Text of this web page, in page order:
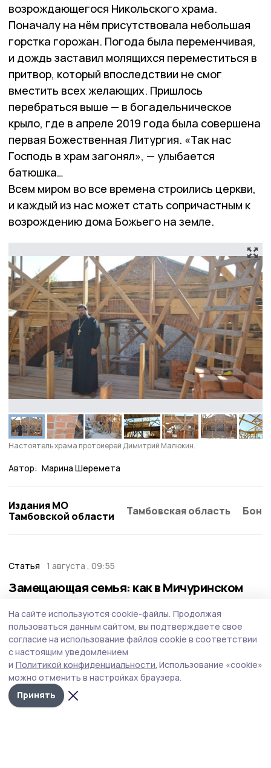
возрождающегося Никольского храма.
Поначалу на нём присутствовала небольшая
горстка горожан. Погода была переменчивая,
и дождь заставил молящихся переместиться в
притвор, который впоследствии не смог
вместить всех желающих. Пришлось
перебраться выше — в богадельническое
крыло, где в апреле 2019 года была совершена
первая Божественная Литургия. «Так нас
Господь в храм загонял», — улыбается
батюшка…
Всем миром во все времена строились церкви,
и каждый из нас может стать сопричастным к
возрождению дома Божьего на земле.
Настоятель храма протоиерей Димитрий Малюкин.
Автор: Марина Шеремета
Издания МО
Тамбовской области
Тамбовская область
Статья 1 августа , 09:55
Замещающая семья: как в Мичуринском
Решиться стать родителем — серьёзный шаг. Когда же
задумываешься о том, чтобы стать мамой, папой для
приёмного малыша или тем более подростка, то
чувство ответственности растёт в разы.
На сайте используются cookie-файлы. Продолжая
пользоваться данным сайтом, вы подтверждаете свое
согласие на использование файлов cookie в соответствии
с настоящим уведомлением
и Политикой конфиденциальности. Использование «cookie»
можно отменить в настройках браузера.
Принять